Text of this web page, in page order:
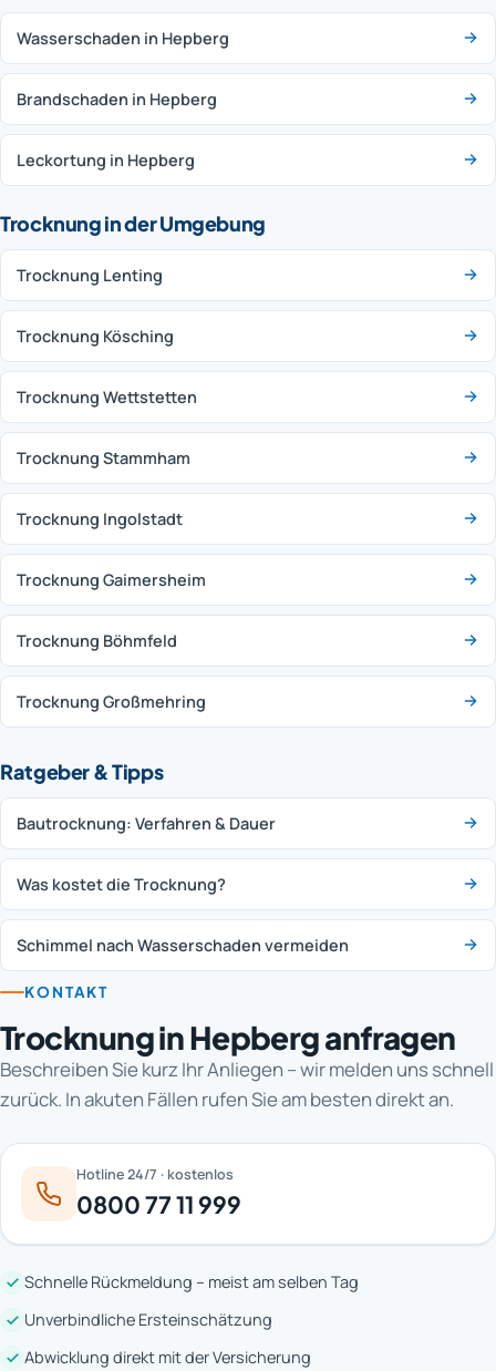
Wasserschaden in Hepberg
Brandschaden in Hepberg
Leckortung in Hepberg
Trocknung in der Umgebung
Trocknung Lenting
Trocknung Kösching
Trocknung Wettstetten
Trocknung Stammham
Trocknung Ingolstadt
Trocknung Gaimersheim
Trocknung Böhmfeld
Trocknung Großmehring
Ratgeber & Tipps
Bautrocknung: Verfahren & Dauer
Was kostet die Trocknung?
Schimmel nach Wasserschaden vermeiden
KONTAKT
Trocknung in Hepberg anfragen
Beschreiben Sie kurz Ihr Anliegen – wir melden uns schnell
zurück. In akuten Fällen rufen Sie am besten direkt an.
Hotline 24/7 · kostenlos
0800 77 11 999
Schnelle Rückmeldung – meist am selben Tag
Unverbindliche Ersteinschätzung
Abwicklung direkt mit der Versicherung